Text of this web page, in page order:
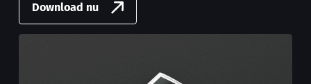
Download nu